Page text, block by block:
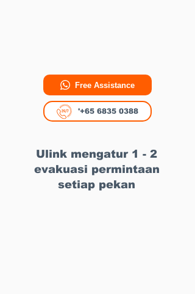
Free Assistance
'+65 6835 0388
Ulink mengatur 1 - 2
evakuasi permintaan
setiap pekan